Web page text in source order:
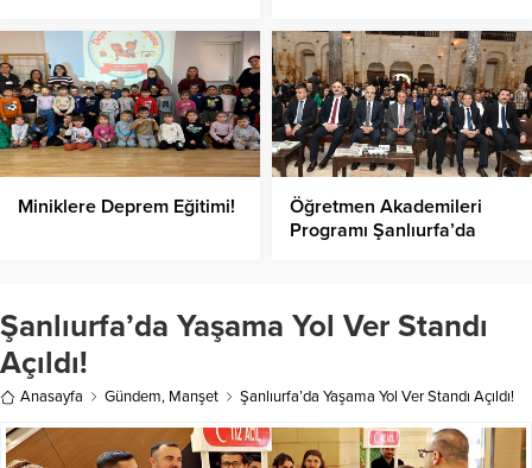
Miniklere Deprem Eğitimi!
Öğretmen Akademileri
Programı Şanlıurfa’da
Şanlıurfa’da Yaşama Yol Ver Standı
Açıldı!
Anasayfa Gündem, Manşet Şanlıurfa’da Yaşama Yol Ver Standı Açıldı!